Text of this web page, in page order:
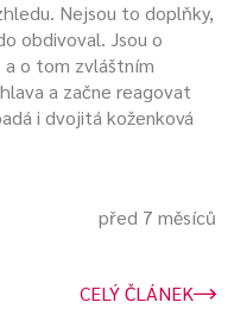
nebo
orientace, a tím i
kdy odsouzený
zároveň nemusela
kdy člověk nechce
Nejsou to doplňky,
obdivoval. Jsou o
o tom zvláštním
a začne reagovat
i dvojitá koženková
před 7 měsíců
CELÝ ČLÁNEK